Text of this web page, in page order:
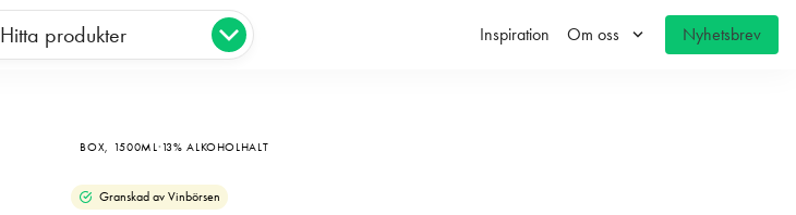
Hitta produkter Inspiration Om oss keyboard_arrow_down Nyhetsbrev
BOX, 1500ML 13% ALKOHOLHALT
Granskad av Vinbörsen